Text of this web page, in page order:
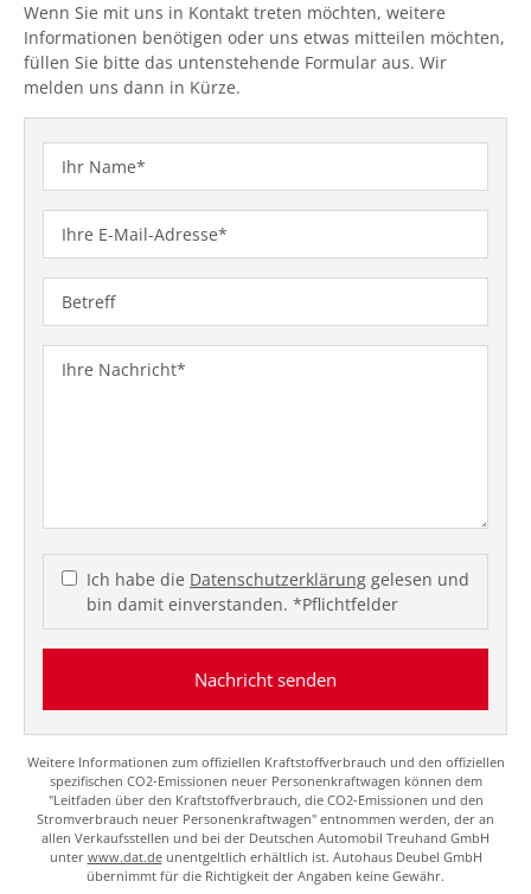
Wenn Sie mit uns in Kontakt treten möchten, weitere
Informationen benötigen oder uns etwas mitteilen möchten,
füllen Sie bitte das untenstehende Formular aus. Wir
melden uns dann in Kürze.
Ich habe die Datenschutzerklärung
bin damit einverstanden. *Pflichtfelder
Nachricht senden
Weitere Informationen zum offiziellen Kraftstoffverbrauch und den offiziellen
spezifischen CO2-Emissionen neuer Personenkraftwagen können dem
"Leitfaden über den Kraftstoffverbrauch, die CO2-Emissionen und den
Stromverbrauch neuer Personenkraftwagen" entnommen werden, der an
allen Verkaufsstellen und bei der Deutschen Automobil Treuhand GmbH
unter www.dat.deunentgeltlich erhältlich ist. Autohaus Deubel GmbH
übernimmt für die Richtigkeit der Angaben keine Gewähr.